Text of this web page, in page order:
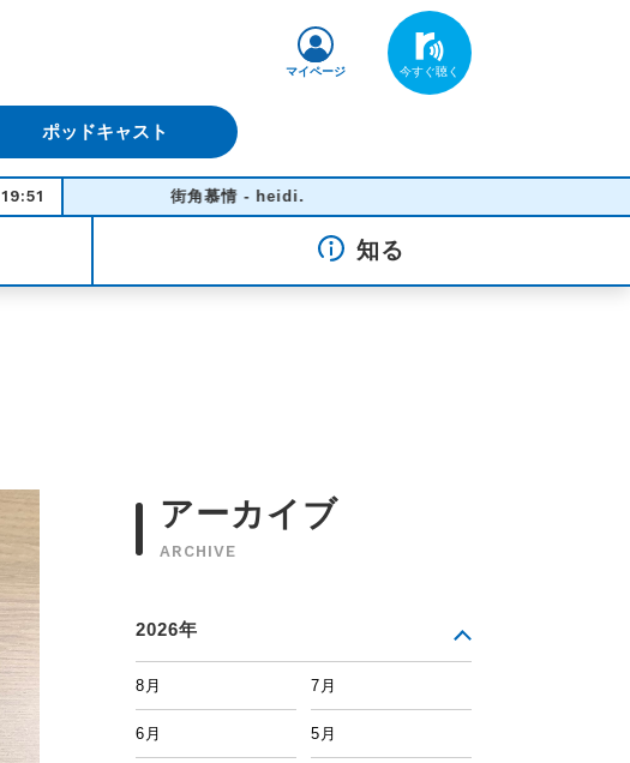
ポッドキャスト
マイページ
19:51 街角慕情 - heidi.
知る
アーカイブ
ARCHIVE
2026年
8月 7月
6月 5月